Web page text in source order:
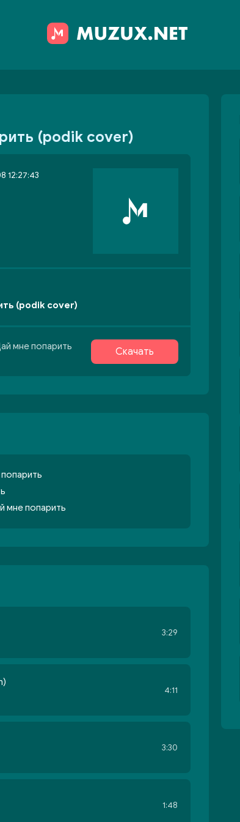
(podik cover)
12:27:43
(podik cover)
мне попарить
Скачать
мне попарить
3:29
4:11
3:30
1:48